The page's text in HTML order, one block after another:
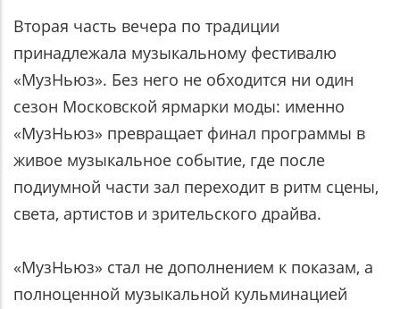
Вторая часть вечера по традиции
принадлежала музыкальному фестивалю
«МузНьюз». Без него не обходится ни один
сезон Московской ярмарки моды: именно
«МузНьюз» превращает финал программы в
живое музыкальное событие, где после
подиумной части зал переходит в ритм сцены,
света, артистов и зрительского драйва.
«МузНьюз» стал не дополнением к показам, а
полноценной музыкальной кульминацией